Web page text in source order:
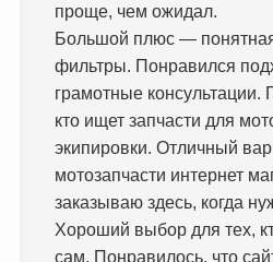
проще, чем ожидал.
Большой плюс —
фильтры. Понравился
грамотные консультации.
кто ищет запчасти для
экипировки. Отличный
мотозапчасти интернет
заказываю здесь, когда
Хороший выбор для тех,
сам. Понравилось, что